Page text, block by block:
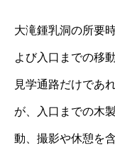
大滝鍾乳洞の所要
よび入口までの移
見学通路だけであ
が、入口までの木
動、撮影や休憩を